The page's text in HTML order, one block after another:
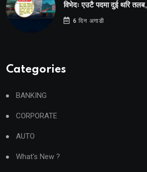
विभेदः एउटै पदमा दुई थरि
6 दिन अगाडी
Categories
BANKING
CORPORATE
AUTO
What's New ?